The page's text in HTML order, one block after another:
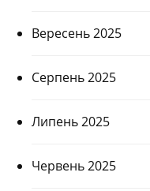
Вересень 2025
Серпень 2025
Липень 2025
Червень 2025